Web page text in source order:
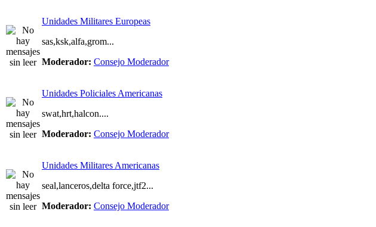
Unidades Militares Europeas
sas,ksk,alfa,grom...
Moderador: Consejo Moderador
Unidades Policiales Americanas
swat,hrt,halcon....
Moderador: Consejo Moderador
Unidades Militares Americanas
seal,lanceros,delta force,jtf2...
Moderador: Consejo Moderador